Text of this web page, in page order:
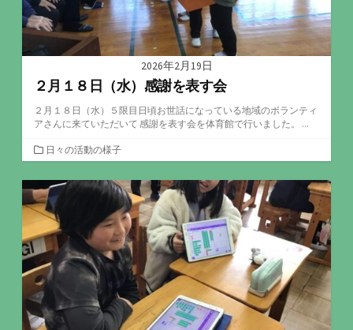
2026年2月19日
２月１８日（水）感謝を表す会
２月１８日（水）５限目日頃お世話になっている地域のボランティ
アさんに来ていただいて 感謝を表す会を体育館で行いました。 ...
カ
テ
ゴ
リ
ー
日々の活動の様子